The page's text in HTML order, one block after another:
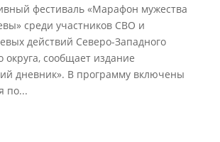
фестиваль «Марафон мужества
среди участников СВО и
действий Северо-Западного
округа, сообщает издание
дневник». В программу включены
по...